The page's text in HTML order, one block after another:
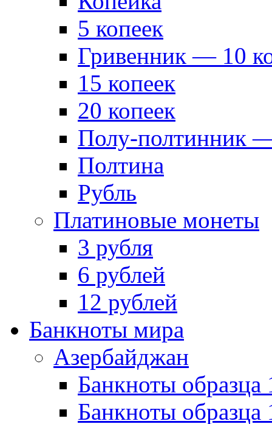
5 копеек
Гривенник — 10
15 копеек
20 копеек
Полу-полтинник
Полтина
Рубль
Платиновые монеты
3 рубля
6 рублей
12 рублей
Банкноты мира
Азербайджан
Банкноты образца
Банкноты образца